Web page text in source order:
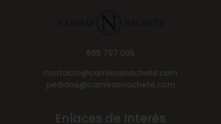
695 797 005
contacto@camisasnachete.com
pedidos@camisasnachete.com
Enlaces de Interés